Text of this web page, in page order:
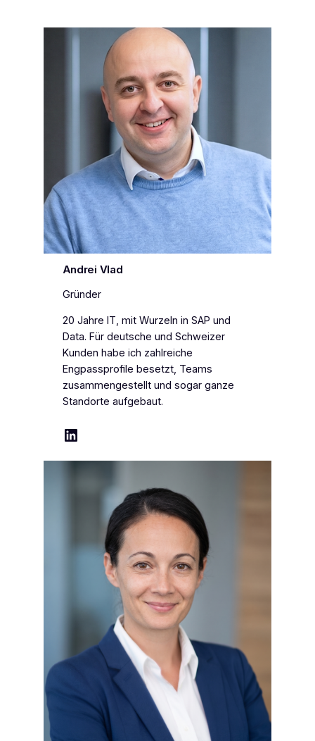
Andrei Vlad
Gründer
20 Jahre IT, mit Wurzeln in SAP und
Data. Für deutsche und Schweizer
Kunden habe ich zahlreiche
Engpassprofile besetzt, Teams
zusammengestellt und sogar ganze
Standorte aufgebaut.
LinkedIn